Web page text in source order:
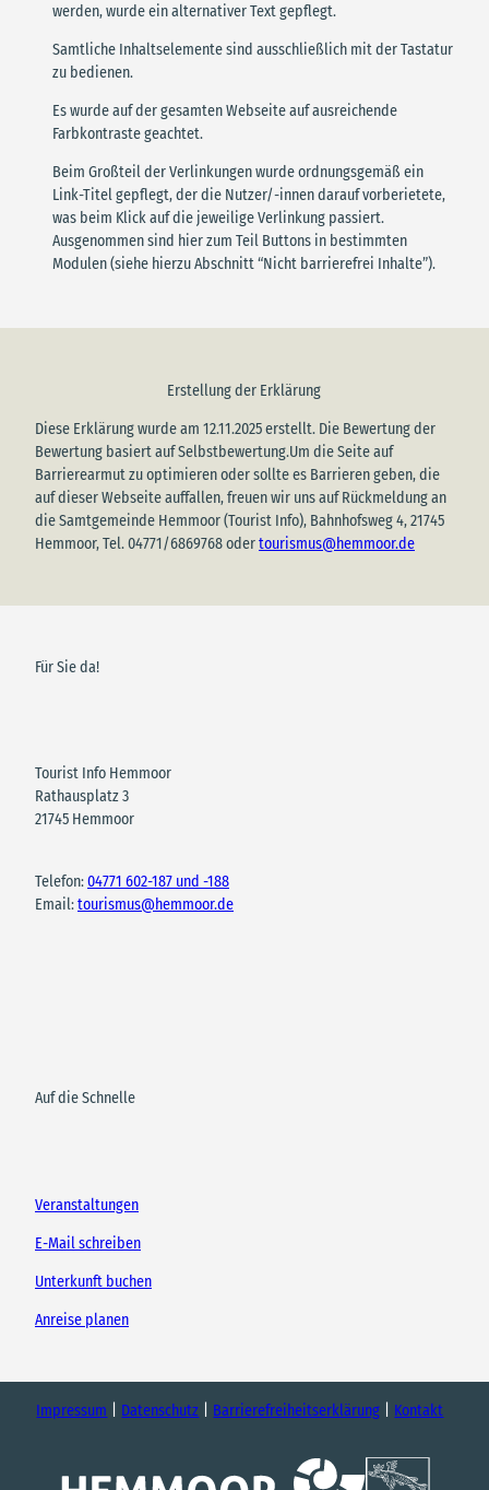
werden, wurde ein alternativer Text gepflegt.
Samtliche Inhaltselemente sind ausschließlich mit der Tastatur
zu bedienen.
Es wurde auf der gesamten Webseite auf ausreichende
Farbkontraste geachtet.
Beim Großteil der Verlinkungen wurde ordnungsgemäß ein
Link-Titel gepflegt, der die Nutzer/-innen darauf vorberietete,
was beim Klick auf die jeweilige Verlinkung passiert.
Ausgenommen sind hier zum Teil Buttons in bestimmten
Modulen (siehe hierzu Abschnitt “Nicht barrierefrei Inhalte”).
Erstellung der Erklärung
Diese Erklärung wurde am 12.11.2025 erstellt. Die Bewertung der
Bewertung basiert auf Selbstbewertung.Um die Seite auf
Barrierearmut zu optimieren oder sollte es Barrieren geben, die
auf dieser Webseite auffallen, freuen wir uns auf Rückmeldung an
die Samtgemeinde Hemmoor (Tourist Info), Bahnhofsweg 4, 21745
Hemmoor, Tel. 04771/6869768 odertourismus@hemmoor.de
Für Sie da!
Tourist Info Hemmoor
Rathausplatz 3
21745 Hemmoor
Telefon:04771 602-187 und -188
Email:tourismus@hemmoor.de
Auf die Schnelle
Veranstaltungen
E-Mail schreiben
Unterkunft buchen
Anreise planen
Impressum Datenschutz Barrierefreiheitserklärung Kontakt